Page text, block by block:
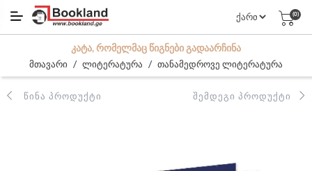
(0)
ᲙᲐᲢᲐ, ᲠᲝᲛᲔᲚᲛᲐᲪ ᲬᲘᲒᲜᲔᲑᲘ ᲒᲐᲓᲐᲐᲠᲩᲘᲜᲐ
მთავარი / ლიტერატურა / თანამედროვე ლიტერატურა
ᲬᲘᲜᲐ ᲞᲠᲝᲓᲣᲥᲢᲘ ᲨᲔᲛᲓᲔᲒᲘ ᲞᲠᲝᲓᲣᲥᲢᲘ